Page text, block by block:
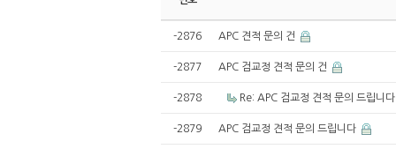
-2876 APC 견적 문의 건
-2877 APC 검교정 견적 문의 건
-2878 Re: APC 검교정 견적 문의 드립니
-2879 APC 검교정 견적 문의 드립니다